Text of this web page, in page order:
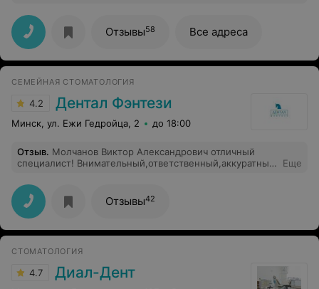
профессионально сделала свою работу.
Отзывы58 Все адреса
СЕМЕЙНАЯ СТОМАТОЛОГИЯ
4.2 Дентал Фэнтези
Минск, ул. Ежи Гедройца, 2 до 18:00
Отзыв. Молчанов Виктор Александрович отличный
специалист! Внимательный,ответственный,аккуратный.
золотые руки!
Еще
Отзывы42
СТОМАТОЛОГИЯ
4.7 Диал-Дент